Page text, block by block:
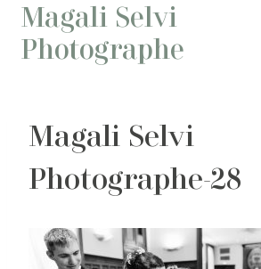
Aller
contenu
Magali Selvi
Photographe
Magali Selvi
Photographe-28